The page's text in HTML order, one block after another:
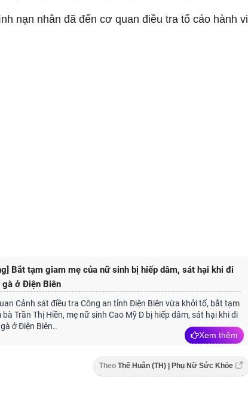
nạn nhân đã đến cơ quan điều tra tố cáo hành vi
Bắt tạm giam mẹ của nữ sinh bị hiếp dâm, sát hại khi đi
gà ở Điện Biên
Cảnh sát điều tra Công an tỉnh Điện Biên vừa khởi tố, bắt tạm
bà Trần Thị Hiền, mẹ nữ sinh Cao Mỹ D bị hiếp dâm, sát hại khi đi
ở Điện Biên..
Xem thêm
Theo Thế Huân (TH) | Phụ Nữ Sức Khỏe